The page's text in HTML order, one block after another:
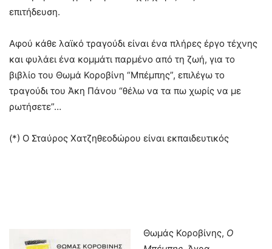
επιτήδευση.
Αφού κάθε λαϊκό τραγούδι είναι ένα πλήρες έργο τέχνης
και φυλάει ένα κομμάτι παρμένο από τη ζωή, για το
βιβλίο του Θωμά Κοροβίνη “Μπέμπης”, επιλέγω το
τραγούδι του Άκη Πάνου “θέλω να τα πω χωρίς να με
ρωτήσετε”…
(*) Ο Σταύρος Χατζηθεοδώρου είναι εκπαιδευτικός
Θωμάς Κοροβίνης, Ο